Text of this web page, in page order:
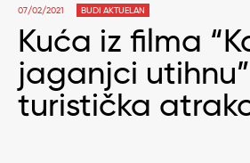
07/02/2021 BUDI AKTUELAN
Kuća iz filma
jaganjci
turistička